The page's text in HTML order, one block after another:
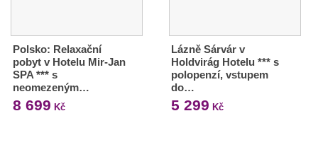
Polsko: Relaxační
pobyt v Hotelu Mir-Jan
SPA *** s
neomezeným…
8 699 Kč
Lázně Sárvár v
Holdvirág Hotelu *** s
polopenzí, vstupem
do…
5 299 Kč